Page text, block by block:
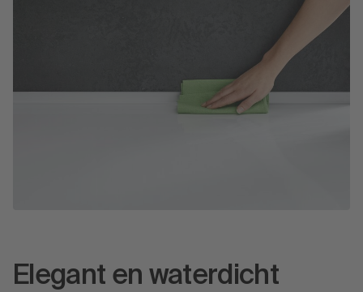
Elegant en waterdicht